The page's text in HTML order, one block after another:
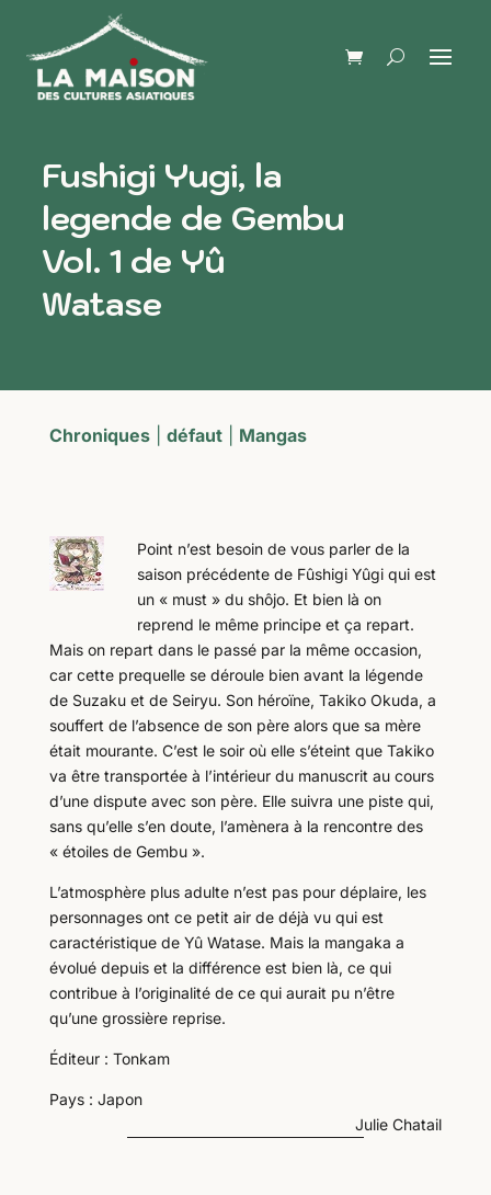
Fushigi Yugi, la
legende de Gembu
Vol. 1 de Yû
Watase
Chroniques| défaut| Mangas
Point n’est besoin de vous parler de la
saison précédente de Fûshigi Yûgi qui est
un « must » du shôjo. Et bien là on
reprend le même principe et ça repart.
Mais on repart dans le passé par la même occasion,
car cette prequelle se déroule bien avant la légende
de Suzaku et de Seiryu. Son héroïne, Takiko Okuda, a
souffert de l’absence de son père alors que sa mère
était mourante. C’est le soir où elle s’éteint que Takiko
va être transportée à l’intérieur du manuscrit au cours
d’une dispute avec son père. Elle suivra une piste qui,
sans qu’elle s’en doute, l’amènera à la rencontre des
« étoiles de Gembu ».
L’atmosphère plus adulte n’est pas pour déplaire, les
personnages ont ce petit air de déjà vu qui est
caractéristique de Yû Watase. Mais la mangaka a
évolué depuis et la différence est bien là, ce qui
contribue à l’originalité de ce qui aurait pu n’être
qu’une grossière reprise.
Éditeur : Tonkam
Pays : Japon
Julie Chatail